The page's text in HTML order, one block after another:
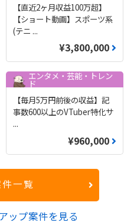
【直近2ヶ月収益100万超】
【ショート動画】スポーツ系
(テニ ...
¥3,800,000
エンタメ・芸能・トレン
ド
【毎月5万円前後の収益】記
事数600以上のVTuber特化サ
...
¥960,000
一覧
ップ案件を見る